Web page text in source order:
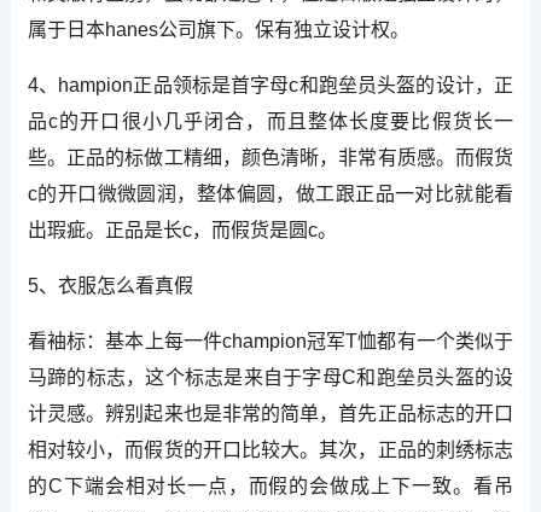
属于日本hanes公司旗下。保有独立设计权。
4、hampion正品领标是首字母c和跑垒员头盔的设计，正
品c的开口很小几乎闭合，而且整体长度要比假货长一
些。正品的标做工精细，颜色清晰，非常有质感。而假货
c的开口微微圆润，整体偏圆，做工跟正品一对比就能看
出瑕疵。正品是长c，而假货是圆c。
5、衣服怎么看真假
看袖标：基本上每一件champion冠军T恤都有一个类似于
马蹄的标志，这个标志是来自于字母C和跑垒员头盔的设
计灵感。辨别起来也是非常的简单，首先正品标志的开口
相对较小，而假货的开口比较大。其次，正品的刺绣标志
的C下端会相对长一点，而假的会做成上下一致。看吊